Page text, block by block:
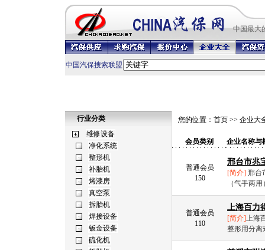
中国最大
中国汽保搜索联盟
行业分类 您的位置： 首页 >> 企业大
会员类别 企业名称与
普通会员
150
邢台市兆
[简介] 邢台
（气手两
普通会员
110
上海百力
[简介]上海
整形用分离